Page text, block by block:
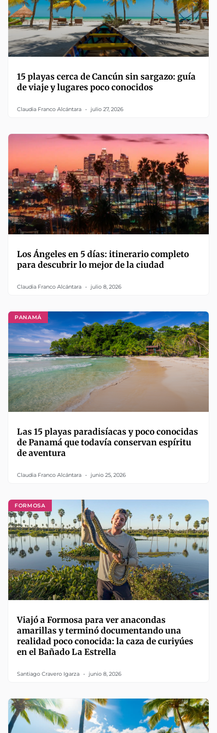
15 playas cerca de Cancún sin sargazo: guía
de viaje y lugares poco conocidos
Claudia Franco Alcántara julio 27, 2026
Los Ángeles en 5 días: itinerario completo
para descubrir lo mejor de la ciudad
Claudia Franco Alcántara julio 8, 2026
PANAMÁ
Las 15 playas paradisíacas y poco conocidas
de Panamá que todavía conservan espíritu
de aventura
Claudia Franco Alcántara junio 25, 2026
FORMOSA
Viajó a Formosa para ver anacondas
amarillas y terminó documentando una
realidad poco conocida: la caza de curiyúes
en el Bañado La Estrella
Santiago Cravero Igarza junio 8, 2026